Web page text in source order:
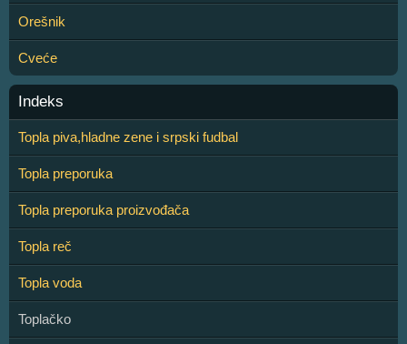
Orešnik
Cveće
Indeks
Topla piva,hladne zene i srpski fudbal
Topla preporuka
Topla preporuka proizvođača
Topla reč
Topla voda
Toplačko